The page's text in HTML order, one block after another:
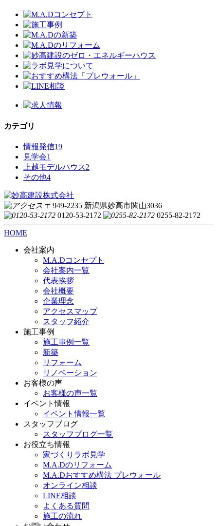
カテゴリ
情報発信19
見学会1
上越モデルハウス2
その他4
〒949-2235 新潟県妙高市関山3036
0120-53-2172
0255-82-2172
HOME
会社案内
M.A.Dコンセプト
会社案内一覧
代表挨拶
会社概要
企業理念
アクセスマップ
スタッフ紹介
施工事例
施工事例一覧
新築
リフォーム
リノベーション
お客様の声
お客様の声一覧
イベント情報
イベント情報一覧
スタッフブログ
スタッフブログ一覧
お役立ち情報
家づくりラボ見学
M.A.Dのリフォーム
M.A.Dおすすめ構法 プレウォール
オンライン相談
LINE相談
よくある質問
施工の流れ